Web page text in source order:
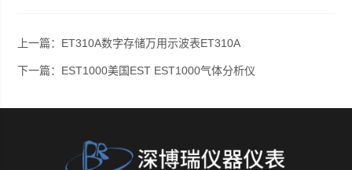
上一篇： ET310A数字存储万用示波表ET310A
下一篇： EST1000美国EST EST1000气体分析仪